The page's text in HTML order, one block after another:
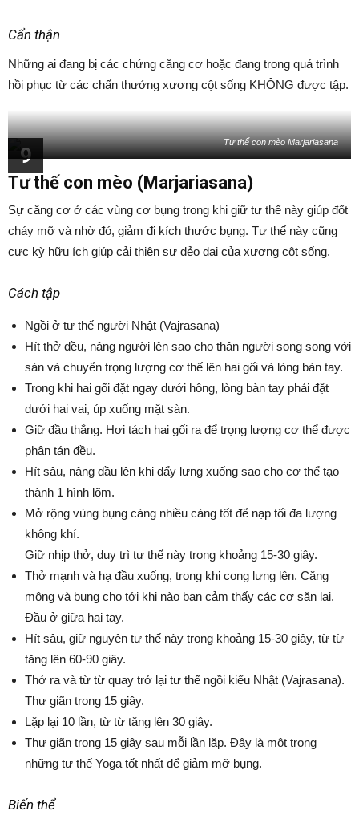
Cẩn thận
Những ai đang bị các chứng căng cơ hoặc đang trong quá trình
hồi phục từ các chấn thướng xương cột sống KHÔNG được tập.
9
Tư thế con mèo Marjariasana
Tư thế con mèo (Marjariasana)
Sự căng cơ ở các vùng cơ bụng trong khi giữ tư thế này giúp đốt
cháy mỡ và nhờ đó, giảm đi kích thước bụng. Tư thế này cũng
cực kỳ hữu ích giúp cải thiện sự dẻo dai của xương cột sống.
Cách tập
Ngồi ở tư thế người Nhật (Vajrasana)
Hít thở đều, nâng người lên sao cho thân người song song với
sàn và chuyển trọng lượng cơ thế lên hai gối và lòng bàn tay.
Trong khi hai gối đặt ngay dưới hông, lòng bàn tay phải đặt
dưới hai vai, úp xuống mặt sàn.
Giữ đầu thẳng. Hơi tách hai gối ra để trọng lượng cơ thể được
phân tán đều.
Hít sâu, nâng đầu lên khi đẩy lưng xuống sao cho cơ thể tạo
thành 1 hình lõm.
Mở rộng vùng bụng càng nhiều càng tốt để nạp tối đa lượng
không khí.
Giữ nhịp thở, duy trì tư thế này trong khoảng 15-30 giây.
Thở mạnh và hạ đầu xuống, trong khi cong lưng lên. Căng
mông và bụng cho tới khi nào bạn cảm thấy các cơ săn lại.
Đầu ở giữa hai tay.
Hít sâu, giữ nguyên tư thế này trong khoảng 15-30 giây, từ từ
tăng lên 60-90 giây.
Thở ra và từ từ quay trở lại tư thế ngồi kiểu Nhật (Vajrasana).
Thư giãn trong 15 giây.
Lặp lại 10 lần, từ từ tăng lên 30 giây.
Thư giãn trong 15 giây sau mỗi lần lặp. Đây là một trong
những tư thế Yoga tốt nhất để giảm mỡ bụng.
Biến thể